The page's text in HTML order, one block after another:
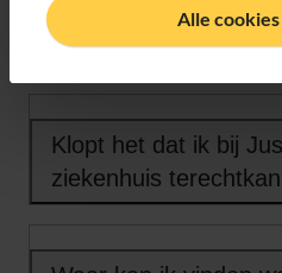
Alle
Hoe vind ik een
mij past?
Klopt het dat ik bij
ziekenhuis